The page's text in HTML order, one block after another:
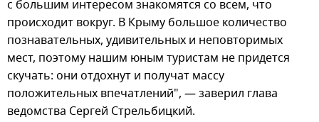
с большим интересом знакомятся со всем, что
происходит вокруг. В Крыму большое количество
познавательных, удивительных и неповторимых
мест, поэтому нашим юным туристам не придется
скучать: они отдохнут и получат массу
положительных впечатлений", — заверил глава
ведомства Сергей Стрельбицкий.